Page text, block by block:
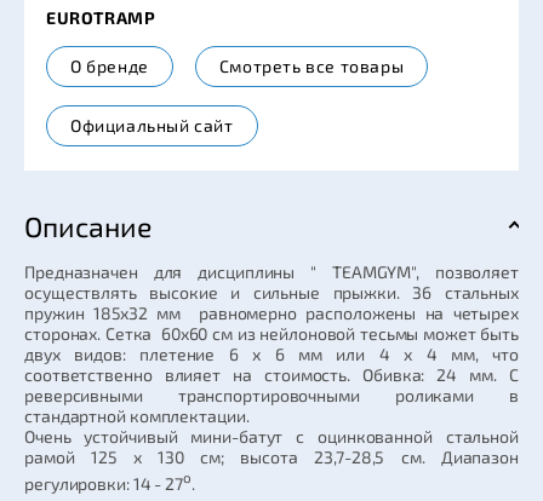
EUROTRAMP
О бренде Смотреть все товары
Официальный сайт
Описание
Предназначен для дисциплины " TEAMGYM", позволяет
осуществлять высокие и сильные прыжки. 36 стальных
пружин 185х32 мм равномерно расположены на четырех
сторонах. Сетка 60х60 см из нейлоновой тесьмы может быть
двух видов: плетение 6 х 6 мм или 4 х 4 мм, что
соответственно влияет на стоимость. Обивка: 24 мм. С
реверсивными транспортировочными роликами в
стандартной комплектации.
Очень устойчивый мини-батут с оцинкованной стальной
рамой 125 х 130 см; высота 23,7-28,5 см. Диапазон
регулировки: 14 - 27о